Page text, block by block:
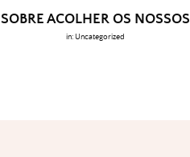
SOBRE ACOLHER OS NOSSOS
in: Uncategorized